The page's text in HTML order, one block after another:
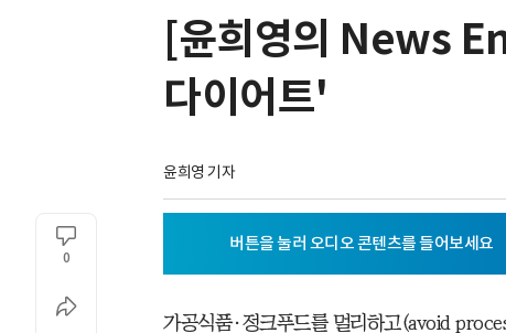
[윤희영의 News
다이어트'
윤희영 기자
0
가공식품·정크푸드를 멀리하고(avoid